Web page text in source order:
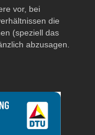
vor, bei
die
(speziell das
abzusagen.